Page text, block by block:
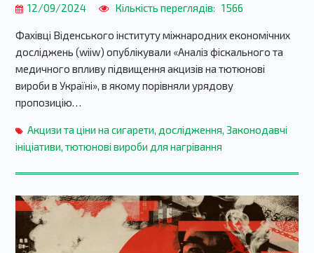
12/09/2024 Кількість переглядів: 1566
Фахівці Віденського інституту міжнародних економічних
досліджень (wiiw) опублікували «Аналіз фіскального та
медичного впливу підвищення акцизів на тютюнові
вироби в Україні», в якому порівняли урядову
пропозицію…
Акцизи та ціни на сигарети, дослідження, Законодавчі
ініціативи, тютюнові вироби для нагрівання